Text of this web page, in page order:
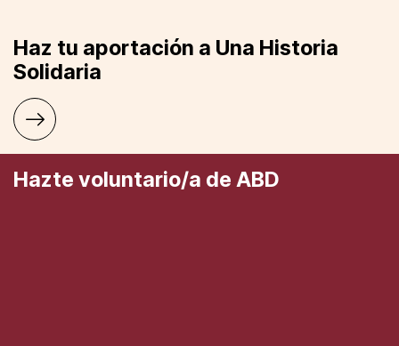
Haz tu aportación a Una Historia
Solidaria
Hazte voluntario/a de ABD